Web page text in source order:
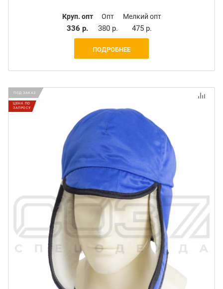
Круп. опт
336 р.
Опт
380 р.
Мелкий опт
475 р.
ПОДРОБНЕЕ
ПОД ЗАКАЗ
ЦЕНА ПО
ЗАПРОСУ